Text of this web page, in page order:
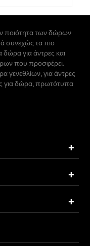
ποιότητα των δώρων
συνεχώς τα πιο
για άντρες και
που προσφέρει.
γενεθλίων, για άντρες
για δώρα, πρωτότυπα
+
+
+